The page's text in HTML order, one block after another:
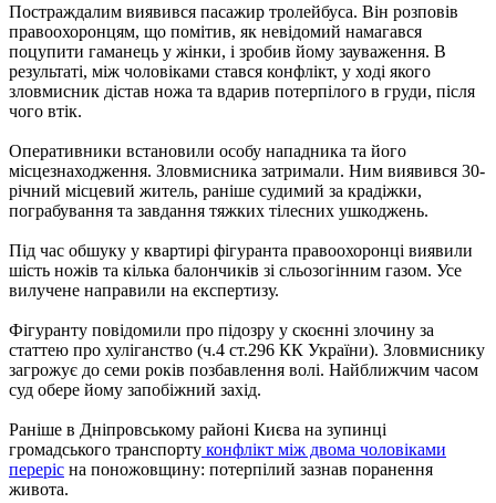
Постраждалим виявився пасажир тролейбуса. Він розповів
правоохоронцям, що помітив, як невідомий намагався
поцупити гаманець у жінки, і зробив йому зауваження. В
результаті, між чоловіками стався конфлікт, у ході якого
зловмисник дістав ножа та вдарив потерпілого в груди, після
чого втік.
Оперативники встановили особу нападника та його
місцезнаходження. Зловмисника затримали. Ним виявився 30-
річний місцевий житель, раніше судимий за крадіжки,
пограбування та завдання тяжких тілесних ушкоджень.
Під час обшуку у квартирі фігуранта правоохоронці виявили
шість ножів та кілька балончиків зі сльозогінним газом. Усе
вилучене направили на експертизу.
Фігуранту повідомили про підозру у скоєнні злочину за
статтею про хуліганство (ч.4 ст.296 КК України). Зловмиснику
загрожує до семи років позбавлення волі. Найближчим часом
суд обере йому запобіжний захід.
Раніше в Дніпровському районі Києва на зупинці
громадського транспорту конфлікт між двома чоловіками
переріс на поножовщину: потерпілий зазнав поранення
живота.